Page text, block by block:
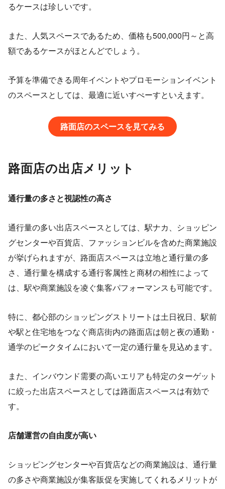
るケースは珍しいです。
また、人気スペースであるため、価格も500,000円～と高
額であるケースがほとんどでしょう。
予算を準備できる周年イベントやプロモーションイベント
のスペースとしては、最適に近いすぺーすといえます。
路面店のスペースを見てみる
路面店の出店メリット
通行量の多さと視認性の高さ
通行量の多い出店スペースとしては、駅ナカ、ショッピン
グセンターや百貨店、ファッションビルを含めた商業施設
が挙げられますが、路面店スペースは立地と通行量の多
さ、通行量を構成する通行客属性と商材の相性によって
は、駅や商業施設を凌ぐ集客パフォーマンスも可能です。
特に、都心部のショッピングストリートは土日祝日、駅前
や駅と住宅地をつなぐ商店街内の路面店は朝と夜の通勤・
通学のピークタイムにおいて一定の通行量を見込めます。
また、インバウンド需要の高いエリアも特定のターゲット
に絞った出店スペースとしては路面店スペースは有効で
す。
店舗運営の自由度が高い
ショッピングセンターや百貨店などの商業施設は、通行量
の多さや商業施設が集客販促を実施してくれるメリットが